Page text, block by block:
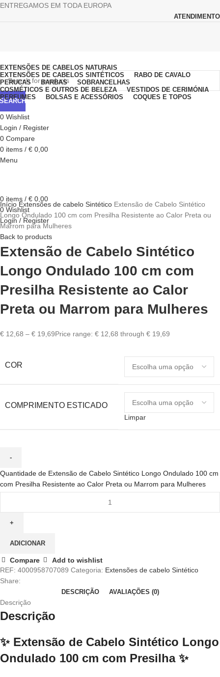
ENTREGAMOS EM TODA EUROPA
ATENDIMENTO
SEARCH
0 Wishlist
Login / Register
0 Compare
0 items / € 0,00
Menu
0 items / € 0,00
0 Wishlist
Login / Register
EXTENSÕES DE CABELOS NATURAIS
EXTENSÕES DE CABELOS SINTÉTICOS
RABO DE CAVALO
PERUCAS
BARBAS
SOBRANCELHAS
COSMÉTICOS E OUTROS DE BELEZA
VESTIDOS DE CERIMÓNIA
PERFUMES
BOLSAS E ACESSÓRIOS COQUES E TOPOS
Início Extensões de cabelo Sintético Extensão de Cabelo Sintético
Longo Ondulado 100 cm com Presilha Resistente ao Calor Preta ou
Marrom para Mulheres
Back to products
Extensão de Cabelo Sintético
Longo Ondulado 100 cm com
Presilha Resistente ao Calor
Preta ou Marrom para Mulheres
€ 12,68 – € 19,69Price range: € 12,68 through € 19,69
COR
COMPRIMENTO ESTICADO
Limpar
Quantidade de Extensão de Cabelo Sintético Longo Ondulado 100 cm
com Presilha Resistente ao Calor Preta ou Marrom para Mulheres
ADICIONAR
Compare
Add to wishlist
REF: 4000958707089 Categoria: Extensões de cabelo Sintético
Share:
DESCRIÇÃO AVALIAÇÕES (0)
Descrição
Descrição
✨ Extensão de Cabelo Sintético Longo
Ondulado 100 cm com Presilha✨